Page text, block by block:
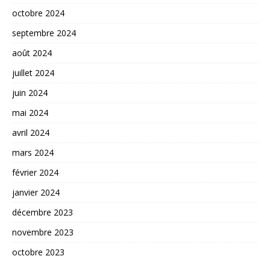
octobre 2024
septembre 2024
août 2024
juillet 2024
juin 2024
mai 2024
avril 2024
mars 2024
février 2024
janvier 2024
décembre 2023
novembre 2023
octobre 2023